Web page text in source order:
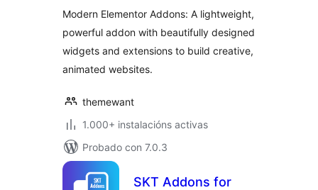
Modern Elementor Addons: A lightweight,
powerful addon with beautifully designed
widgets and extensions to build creative,
animated websites.
themewant
1.000+ instalacións activas
Probado con 7.0.3
SKT Addons for